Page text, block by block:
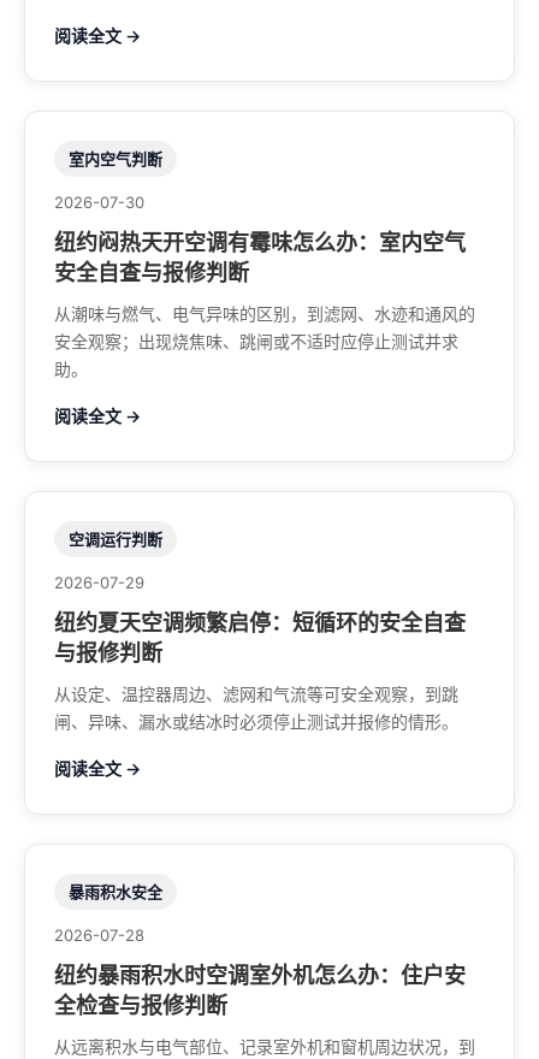
阅读全文 →
室内空气判断
2026-07-30
纽约闷热天开空调有霉味怎么办：室内空气
安全自查与报修判断
从潮味与燃气、电气异味的区别，到滤网、水迹和通风的
安全观察；出现烧焦味、跳闸或不适时应停止测试并求
助。
阅读全文 →
空调运行判断
2026-07-29
纽约夏天空调频繁启停：短循环的安全自查
与报修判断
从设定、温控器周边、滤网和气流等可安全观察，到跳
闸、异味、漏水或结冰时必须停止测试并报修的情形。
阅读全文 →
暴雨积水安全
2026-07-28
纽约暴雨积水时空调室外机怎么办：住户安
全检查与报修判断
从远离积水与电气部位、记录室外机和窗机周边状况，到